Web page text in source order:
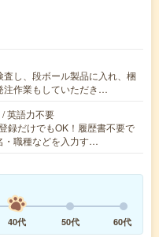
し、段ボール製品に入れ、梱
注作業もしていただき…
英語力不要
録だけでもOK！履歴書不要で
職種などを入力す…
40代 50代 60代